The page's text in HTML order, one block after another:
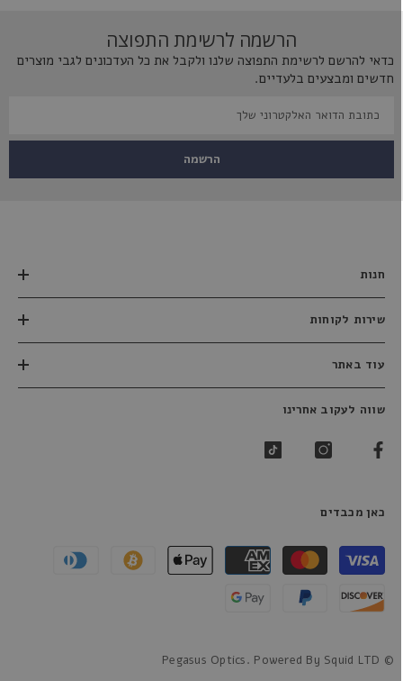
הרשמה לרשימת התפוצה
כדאי להרשם לרשימת התפוצה שלנו ולקבל את כל העדכונים לגבי מוצרים
חדשים ומבצעים בלעדיים.
הרשמה
חנות
שירות לקוחות
עוד באתר
שווה לעקוב אחרינו
כאן מכבדים
שיטות
תשלום
© Pegasus Optics. Powered By Squid LTD